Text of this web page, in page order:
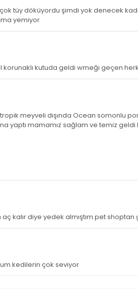
tüy döküyordu şimdi yok denecek
yemiyor
kutuda geldi wmeği geçen
meyveli dışında Ocean somonlu
mamamız sağlam ve temiz geldi
kalır diye yedek almıştım pet
kedilerin çok seviyor